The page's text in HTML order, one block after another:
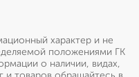
характер и не
положениями ГК
о наличии, видах,